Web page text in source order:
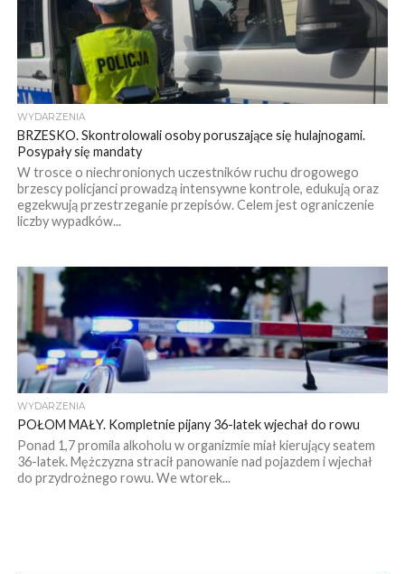
WYDARZENIA
BRZESKO. Skontrolowali osoby poruszające się hulajnogami.
Posypały się mandaty
W trosce o niechronionych uczestników ruchu drogowego
brzescy policjanci prowadzą intensywne kontrole, edukują oraz
egzekwują przestrzeganie przepisów. Celem jest ograniczenie
liczby wypadków...
WYDARZENIA
POŁOM MAŁY. Kompletnie pijany 36-latek wjechał do rowu
Ponad 1,7 promila alkoholu w organizmie miał kierujący seatem
36-latek. Mężczyzna stracił panowanie nad pojazdem i wjechał
do przydrożnego rowu. We wtorek...